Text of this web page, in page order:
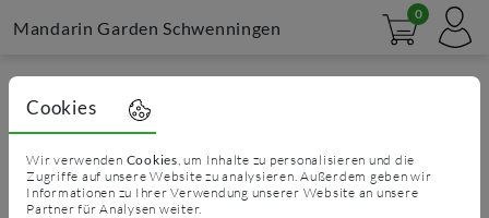
Mandarin Garden Schwenningen
0
Datenschutz­erklärung
1. Datenschutz auf einen Blick
Allgemeine Hinweise
Die folgenden Hinweise geben einen einfachen
Cookies
Wir verwenden Cookies, um Inhalte zu personalisieren und die
Zugriffe auf unsere Website zu analysieren. Außerdem geben wir
Informationen zu Ihrer Verwendung unserer Website an unsere
Partner für Analysen weiter.